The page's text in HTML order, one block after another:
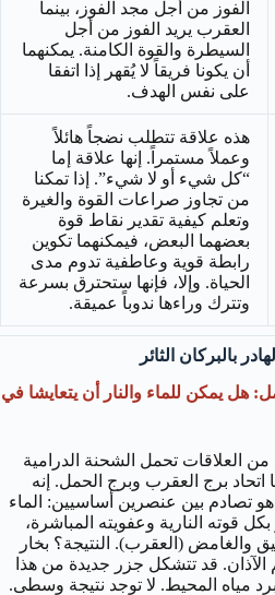
الفوز من أجل مجد الفوز، بينما
العقرب يريد الفوز من أجل
السيطرة والقوة الكامنة. يمكنهما
أن يكونا فريقاً لا يُقهر إذا اتفقا
على نفس الهدف.
هذه علاقة تتطلب نضجاً هائلاً
وعملاً مستمراً. إنها علاقة إما
“كل شيء أو لا شيء”. إذا تمكنا
من تجاوز صراعات القوة والغيرة
وتعلم كيفية تقدير نقاط قوة
بعضهما البعض، فيمكنهما تكوين
رابطة قوية وعاطفية تدوم مدى
الحياة. وإلا، فإنها ستحترق بسرعة
وتترك وراءها ندوباً عميقة.
بالبركان الثائر
هل يمكن للماء والنار أن يتعايشا في
العلاقات تحمل الشحنة الدرامية
اتحاد برج العقرب وبرج الحمل. إنه
تصادم بين عنصرين أساسيين: الماء
قوته النارية وعفويته المباشرة،
والغامض (العقرب). النتيجة؟ بخار
قد تتشكل جزر جديدة من هذا
مياه المحيط. لا توجد نتيجة وسطى.